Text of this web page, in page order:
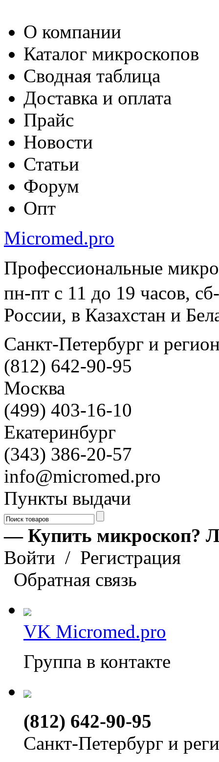
О компании
Каталог микроскопов
Сводная таблица
Доставка и оплата
Прайс
Новости
Статьи
Форум
Опт
Micromed.pro
Профессиональные
пн-пт с 11 до 19 часов,
России, в Казахстан и
Санкт-Петербург и
(812) 642-90-95
Москва
(499) 403-16-10
Екатеринбург
(343) 386-20-57
info@micromed.pro
Пункты выдачи
— Купить микроскоп?
Войти / Регистрация
Обратная связь
VK Micromed.pro
Группа в контакте
(812) 642-90-95
Санкт-Петербург и